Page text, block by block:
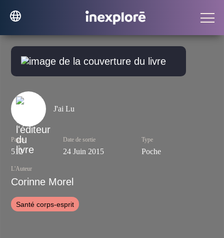
J'ai Lu
Pages
512
Date de sortie
24 Juin 2015
Type
Poche
L'Auteur
Corinne Morel
Santé corps-esprit